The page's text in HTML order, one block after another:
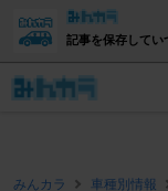
記事を保存してい
みんカラ 車種別情報